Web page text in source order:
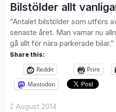
Bilstölder allt
“Antalet bilstölder som utförs
senaste året. Man varnar nu
gå allt för nära parkerade bilar.”
Share this:
Reddit Print
Mastodon
2 August 2014